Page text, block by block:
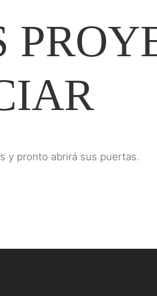
y pronto abrirá sus puertas.